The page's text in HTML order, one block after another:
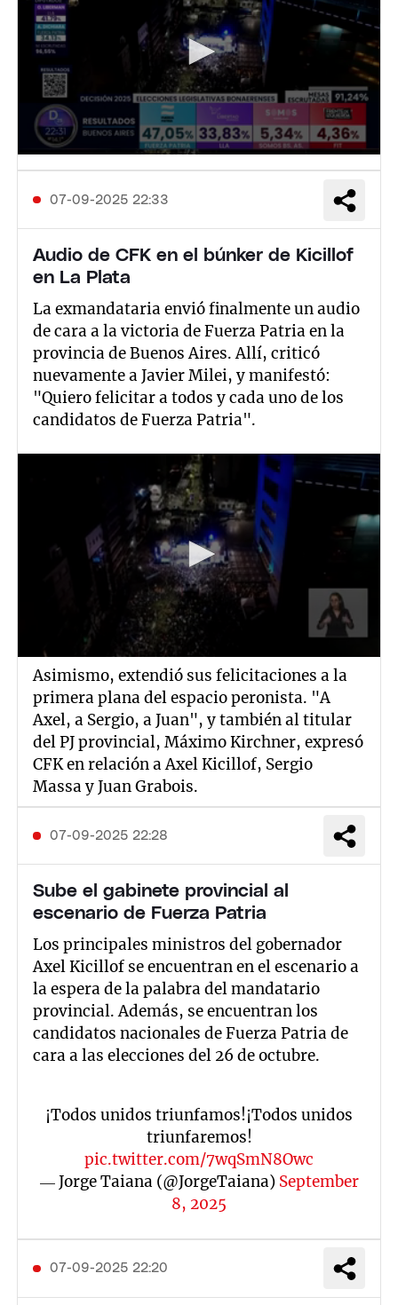
07-09-2025 22:33
Audio de CFK en el búnker de Kicillof
en La Plata
La exmandataria envió finalmente un audio
de cara a la victoria de Fuerza Patria en la
provincia de Buenos Aires. Allí, criticó
nuevamente a Javier Milei, y manifestó:
"Quiero felicitar a todos y cada uno de los
candidatos de Fuerza Patria".
Asimismo, extendió sus felicitaciones a la
primera plana del espacio peronista. "A
Axel, a Sergio, a Juan", y también al titular
del PJ provincial, Máximo Kirchner, expresó
CFK en relación a Axel Kicillof, Sergio
Massa y Juan Grabois.
07-09-2025 22:28
Sube el gabinete provincial al
escenario de Fuerza Patria
Los principales ministros del gobernador
Axel Kicillof se encuentran en el escenario a
la espera de la palabra del mandatario
provincial. Además, se encuentran los
candidatos nacionales de Fuerza Patria de
cara a las elecciones del 26 de octubre.
¡Todos unidos triunfamos!¡Todos unidos
triunfaremos!
pic.twitter.com/7wqSmN8Owc
— Jorge Taiana (@JorgeTaiana) September
8, 2025
07-09-2025 22:20